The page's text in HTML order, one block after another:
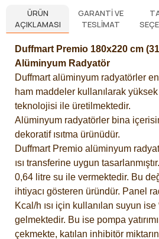
ÜRÜN
AÇIKLAMASI
GARANTI VE
TESLIMAT
Duffmart Premio 180x220 cm
Alüminyum Radyatör
Duffmart alüminyum radyatörler
ham maddeler kullanılarak
teknolojisi ile üretilmektedir.
Alüminyum radyatörler bina
dekoratif ısıtma ürünüdür.
Duffmart Premio alüminyum
ısı transferine uygun
0,64 litre su ile vermektedir. Bu
ihtiyacı gösteren üründür. Panel
Kcal/h ısı için kullanılan suyun ise
gelmektedir. Bu ise pompa
çekmekte, katılan inhibitör